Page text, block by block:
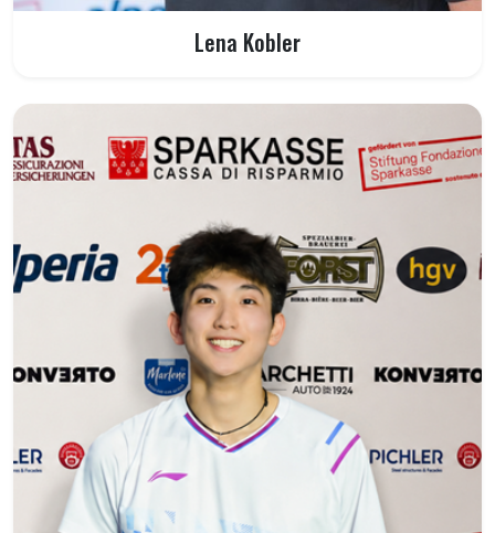
Lena Kobler